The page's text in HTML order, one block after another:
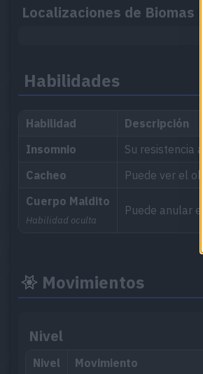
Localizaciones de Biomas
Habilidades
Habilidad
Descripción
Insomnio
Su resistencia
Cacheo
Puede ver el
Cuerpo Maldito
Habilidad oculta
Puede anular
Movimientos
Nivel
Nivel Movimiento